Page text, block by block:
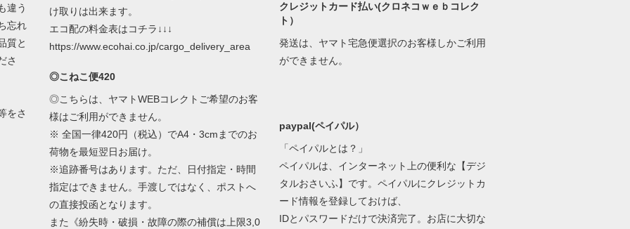
違う
忘れ
質と
さ
をさ
け取りは出来ます。
エコ配の料金表はコチラ↓↓↓
https://www.ecohai.co.jp/cargo_delivery_area
◎こねこ便420
◎こちらは、ヤマトWEBコレクトご希望のお客
様はご利用ができません。
※ 全国一律420円（税込）でA4・3cmまでのお
荷物を最短翌日お届け。
※追跡番号はあります。ただ、日付指定・時間
指定はできません。手渡しではなく、ポストへ
の直接投函となります。
また《紛失時・破損・故障の際の補償は上限3,0
クレジットカード払い(クロネコｗｅｂコレク
ト）
発送は、ヤマト宅急便選択のお客様しかご利用
ができません。
paypal(ペイパル）
「ペイパルとは？」
ペイパルは、インターネット上の便利な【デジ
タルおさいふ】です。ペイパルにクレジットカ
ード情報を登録しておけば、
IDとパスワードだけで決済完了。お店に大切な